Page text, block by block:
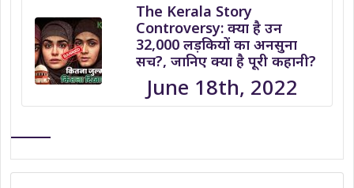
The Kerala Story
Controversy: क्या है उन
32,000 लड़कियों का अनसुना
सच?, जानिए क्या है पूरी कहानी?
June 18th, 2022